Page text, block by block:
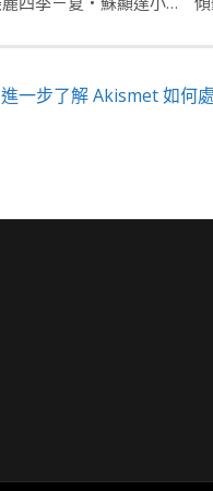
進一步了解 Akismet 如何